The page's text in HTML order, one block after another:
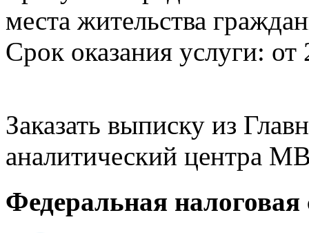
места жительства
Срок оказания услуги: от
Заказать выписку из
аналитический центра
Федеральная налоговая